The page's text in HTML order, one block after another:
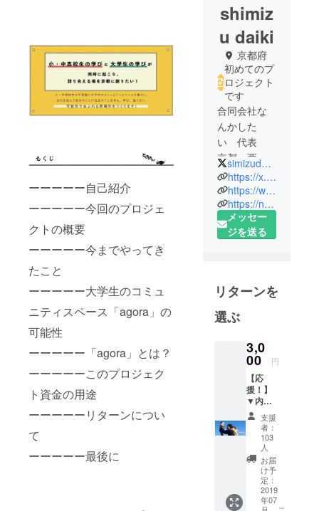
ーーーーー自己紹介
ーーーーー今回のプロジェ
クトの概要
ーーーーー今までやってき
たこと
ーーーーー大学生のコミュ
ニティスペース「agora」の
可能性
ーーーーー「agora」とは？
ーーーーーこのプロジェク
ト資金の用途
ーーーーーリターンについ
て
ーーーーー最後に
shimiz
u daiki
京都府
初めてのプ
ロジェクト
です
合同会社な
んかした
い 代表
京都・西院
で横並びの
空き家に
なった長屋8
軒で、
個別指導塾
/民間学童保
育あそびの
ば
/秘密基地
/スタジオ・
プレーパー
ク
を運営。
地域の小中
高校生と親
御さんの日
simizudaiki0629
https://x.com/simizudaiki0629
https://www.instagram.com/nankashitai123/
https://nankashitai.com/
メッセー
ジを送る
リターンを
選ぶ
3,0
00 円
【応
援！】
▼内容
・代表
清水か
ら御礼
のメッ
セージ
Facebo
okサ
ポー
支援
者：
103
人
お届
け予
定：
2019
年07